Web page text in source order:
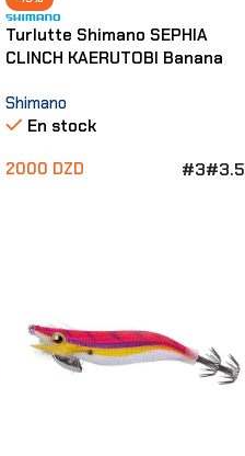
Turlutte Shimano SEPHIA
CLINCH KAERUTOBI Banana
Shimano
En stock
2000 DZD #3#3.5